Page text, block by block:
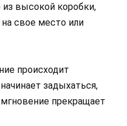
из высокой коробки,
свое место или
происходит
задыхаться,
прекращает